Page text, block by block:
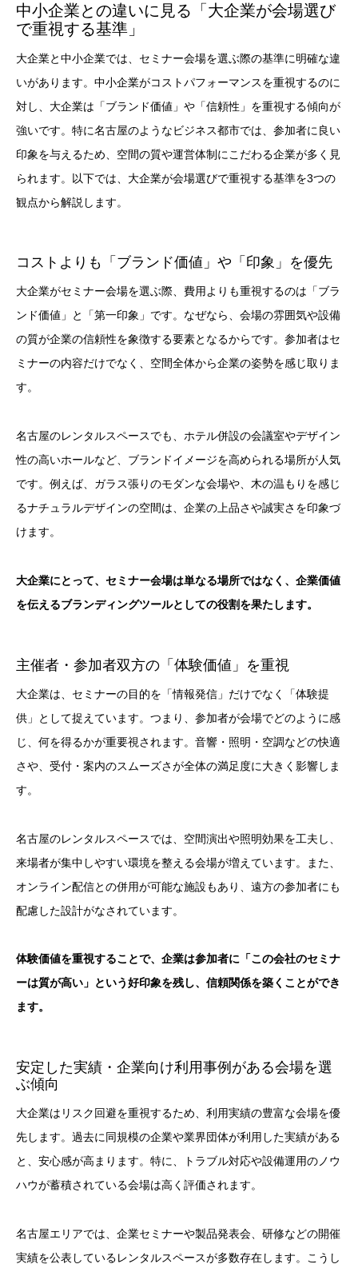
中小企業との違いに見る「大企業が会場選び
で重視する基準」
大企業と中小企業では、セミナー会場を選ぶ際の基準に明確な違
いがあります。中小企業がコストパフォーマンスを重視するのに
対し、大企業は「ブランド価値」や「信頼性」を重視する傾向が
強いです。特に名古屋のようなビジネス都市では、参加者に良い
印象を与えるため、空間の質や運営体制にこだわる企業が多く見
られます。以下では、大企業が会場選びで重視する基準を3つの
観点から解説します。
コストよりも「ブランド価値」や「印象」を優先
大企業がセミナー会場を選ぶ際、費用よりも重視するのは「ブラ
ンド価値」と「第一印象」です。なぜなら、会場の雰囲気や設備
の質が企業の信頼性を象徴する要素となるからです。参加者はセ
ミナーの内容だけでなく、空間全体から企業の姿勢を感じ取りま
す。
名古屋のレンタルスペースでも、ホテル併設の会議室やデザイン
性の高いホールなど、ブランドイメージを高められる場所が人気
です。例えば、ガラス張りのモダンな会場や、木の温もりを感じ
るナチュラルデザインの空間は、企業の上品さや誠実さを印象づ
けます。
大企業にとって、セミナー会場は単なる場所ではなく、企業価値
を伝えるブランディングツールとしての役割を果たします。
主催者・参加者双方の「体験価値」を重視
大企業は、セミナーの目的を「情報発信」だけでなく「体験提
供」として捉えています。つまり、参加者が会場でどのように感
じ、何を得るかが重要視されます。音響・照明・空調などの快適
さや、受付・案内のスムーズさが全体の満足度に大きく影響しま
す。
名古屋のレンタルスペースでは、空間演出や照明効果を工夫し、
来場者が集中しやすい環境を整える会場が増えています。また、
オンライン配信との併用が可能な施設もあり、遠方の参加者にも
配慮した設計がなされています。
体験価値を重視することで、企業は参加者に「この会社のセミナ
ーは質が高い」という好印象を残し、信頼関係を築くことができ
ます。
安定した実績・企業向け利用事例がある会場を選
ぶ傾向
大企業はリスク回避を重視するため、利用実績の豊富な会場を優
先します。過去に同規模の企業や業界団体が利用した実績がある
と、安心感が高まります。特に、トラブル対応や設備運用のノウ
ハウが蓄積されている会場は高く評価されます。
名古屋エリアでは、企業セミナーや製品発表会、研修などの開催
実績を公表しているレンタルスペースが多数存在します。こうし